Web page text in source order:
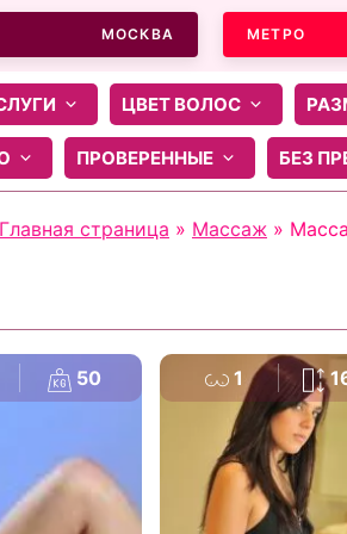
МОСКВА МЕТРО
ЦВЕТ ВОЛОС
ПРОВЕРЕННЫЕ БЕЗ
Главная страница » Массаж»
50 1